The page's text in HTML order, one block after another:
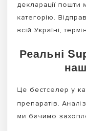
декларації пошти
категорію.
всій Україні,
Реальні
Це бестселер у
препаратів.
ми бачимо